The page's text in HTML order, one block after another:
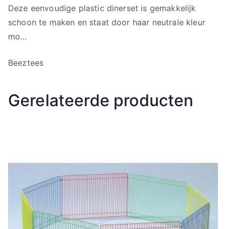
Deze eenvoudige plastic dinerset is gemakkelijk
schoon te maken en staat door haar neutrale kleur
mo…
Beeztees
Gerelateerde producten